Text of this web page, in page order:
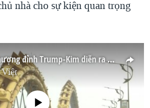
nhà cho sự kiện quan trọng
‘Khả năng cao’ thượng đỉnh Trump-Kim diễn ra ở Đà Nẵng
source currently available